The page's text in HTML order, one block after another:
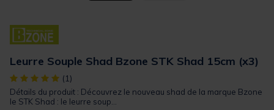
Leurre Souple Shad Bzone STK Shad 15cm (x3)
[object Object] out of 5 Customer Rating
(1)
Détails du produit : Découvrez le nouveau shad de la marque Bzone
le STK Shad : le leurre soup...